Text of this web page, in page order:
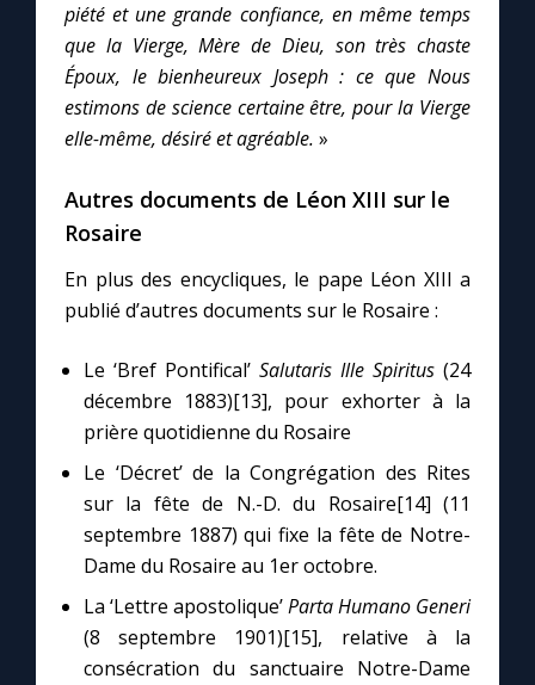
piété et une grande confiance, en même temps
que la Vierge, Mère de Dieu, son très chaste
Époux, le bienheureux Joseph : ce que Nous
estimons de science certaine être, pour la Vierge
elle-même, désiré et agréable. »
Autres documents de Léon XIII sur le
Rosaire
En plus des encycliques, le pape Léon XIII a
publié d’autres documents sur le Rosaire :
Le ‘Bref Pontifical’ Salutaris Ille Spiritus (24
décembre 1883)[13], pour exhorter à la
prière quotidienne du Rosaire
Le ‘Décret’ de la Congrégation des Rites
sur la fête de N.-D. du Rosaire[14] (11
septembre 1887) qui fixe la fête de Notre-
Dame du Rosaire au 1er octobre.
La ‘Lettre apostolique’Parta Humano Generi
(8 septembre 1901)[15], relative à la
consécration du sanctuaire Notre-Dame